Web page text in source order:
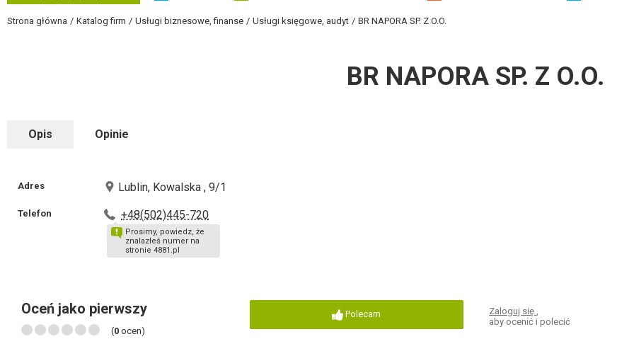
Strona główna Katalog firm Usługi biznesowe, finanse Usługi księgowe, audyt BR NAPORA SP. Z O.O.
BR NAPORA SP. Z O.O.
Opis Opinie
Adres Lublin, Kowalska , 9/1
Telefon +48(502)445-720
Prosimy, powiedz, że
znalazłeś numer na
stronie 4881.pl
Oceń jako pierwszy
(0 ocen)
Polecam Zaloguj się,
aby ocenić i polecić